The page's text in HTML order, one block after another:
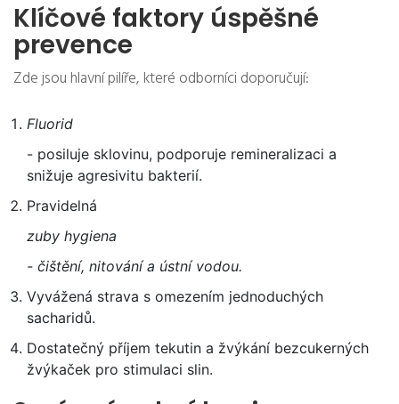
Klíčové faktory úspěšné
prevence
Zde jsou hlavní pilíře, které odborníci doporučují:
Fluorid
- posiluje sklovinu, podporuje remineralizaci a
snižuje agresivitu bakterií.
Pravidelná
zuby hygiena
- čištění, nitování a ústní vodou.
Vyvážená strava s omezením jednoduchých
sacharidů.
Dostatečný příjem tekutin a žvýkání bezcukerných
žvýkaček pro stimulaci slin.